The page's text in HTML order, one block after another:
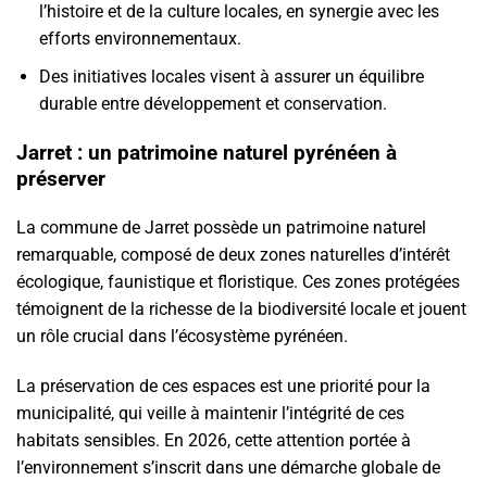
l’histoire et de la culture locales, en synergie avec les
efforts environnementaux.
Des initiatives locales visent à assurer un équilibre
durable entre développement et conservation.
Jarret : un patrimoine naturel pyrénéen à
préserver
La commune de Jarret possède un patrimoine naturel
remarquable, composé de deux zones naturelles d’intérêt
écologique, faunistique et floristique. Ces zones protégées
témoignent de la richesse de la biodiversité locale et jouent
un rôle crucial dans l’écosystème pyrénéen.
La préservation de ces espaces est une priorité pour la
municipalité, qui veille à maintenir l’intégrité de ces
habitats sensibles. En 2026, cette attention portée à
l’environnement s’inscrit dans une démarche globale de